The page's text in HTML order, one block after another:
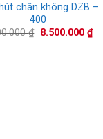
chân không DZB –
400
₫ Giá
8.500.000 ₫Giá